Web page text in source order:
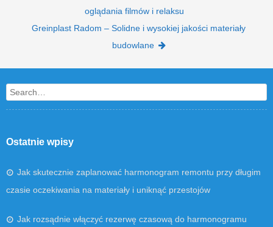
oglądania filmów i relaksu
Greinplast Radom – Solidne i wysokiej jakości materiały
budowlane
Search
Ostatnie wpisy
Jak skutecznie zaplanować harmonogram remontu przy długim
czasie oczekiwania na materiały i uniknąć przestojów
Jak rozsądnie włączyć rezerwę czasową do harmonogramu